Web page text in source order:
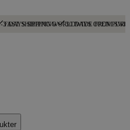
FAST SHIPPING WORLDWIDE FROM
3 DAYS SHIPPING 30 DAYS OPEN